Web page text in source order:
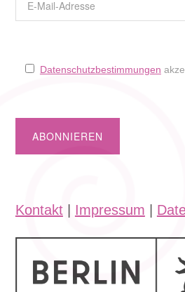
Datenschutzbestimmungen
Kontakt| Impressum